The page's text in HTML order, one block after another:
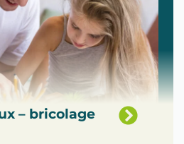
– bricolage